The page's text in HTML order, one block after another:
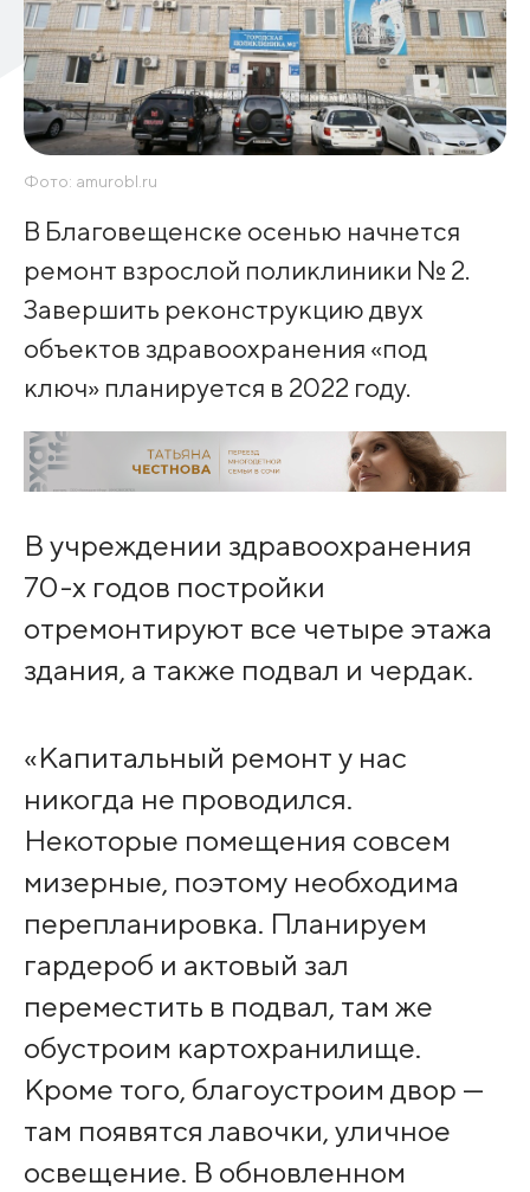
Фото: amurobl.ru
В Благовещенске осенью начнется
ремонт взрослой поликлиники № 2.
Завершить реконструкцию двух
объектов здравоохранения «под
ключ» планируется в 2022 году.
В учреждении здравоохранения
70-х годов постройки
отремонтируют все четыре этажа
здания, а также подвал и чердак.
«Капитальный ремонт у нас
никогда не проводился.
Некоторые помещения совсем
мизерные, поэтому необходима
перепланировка. Планируем
гардероб и актовый зал
переместить в подвал, там же
обустроим картохранилище.
Кроме того, благоустроим двор —
там появятся лавочки, уличное
освещение. В обновленном